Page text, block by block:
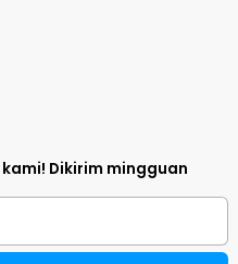
kami! Dikirim mingguan